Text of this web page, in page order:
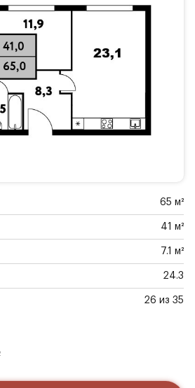
65 м²
41 м²
7.1 м²
24.3
26 из 35